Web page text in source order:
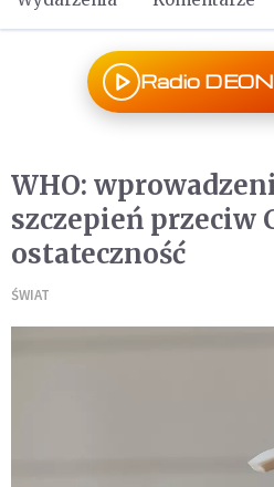
Radio
WHO:
szczepień przeciw
ostateczność
ŚWIAT